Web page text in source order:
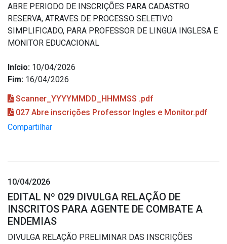
ABRE PERIODO DE INSCRIÇÕES PARA CADASTRO
RESERVA, ATRAVES DE PROCESSO SELETIVO
SIMPLIFICADO, PARA PROFESSOR DE LINGUA INGLESA E
MONITOR EDUCACIONAL
Início: 10/04/2026
Fim: 16/04/2026
Scanner_YYYYMMDD_HHMMSS .pdf
027 Abre inscrições Professor Ingles e Monitor.pdf
Compartilhar
10/04/2026
EDITAL Nº 029 DIVULGA RELAÇÃO DE
INSCRITOS PARA AGENTE DE COMBATE A
ENDEMIAS
DIVULGA RELAÇÃO PRELIMINAR DAS INSCRIÇÕES